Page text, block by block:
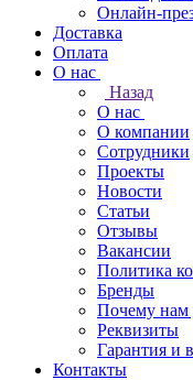
Онлайн-
Доставка
Оплата
О нас
Назад
О нас
О компании
Сотрудники
Проекты
Новости
Статьи
Отзывы
Вакансии
Политика
Бренды
Почему нам
Реквизиты
Гарантия и
Контакты